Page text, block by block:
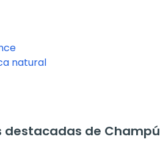
natural
destacadas de Champú